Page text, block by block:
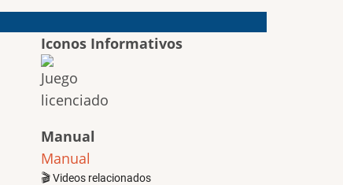
Iconos Informativos
Manual
Manual
🎬 Videos relacionados